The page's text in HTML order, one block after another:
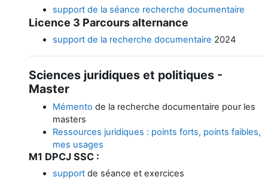
support de la séance recherche documentaire
Licence 3 Parcours alternance
support de la recherche documentaire 2024
Sciences juridiques et politiques -
Master
Mémento de la recherche documentaire pour les
masters
Ressources juridiques : points forts, points faibles,
mes usages
M1 DPCJ SSC :
support de séance et exercices